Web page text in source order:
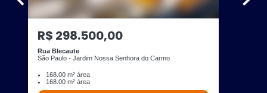
R$ 298.500,00
Rua Blecaute
São Paulo - Jardim Nossa Senhora do Carmo
168.00 m² área
168.00 m² área